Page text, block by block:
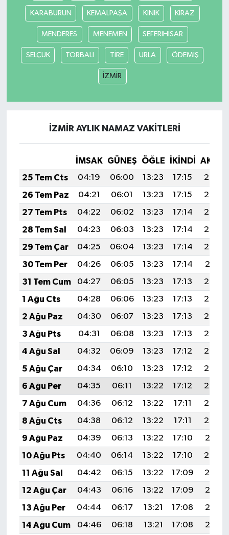
KARABURUN KEMALPAŞA KINIK KİRAZ
MENDERES MENEMEN SEFERIHİSAR
SELÇUK TORBALI TİRE URLA ÖDEMİŞ
İZMİR
İZMİR AYLIK NAMAZ VAKITLERI
İMSAK GÜNEŞ ÖĞLE İKINDI
25 Tem Cts
04:19 06:00 13:23 17:15
20:36
26 Tem Paz
04:21 06:01 13:23 17:15
20:35
27 Tem Pts
04:22 06:02 13:23 17:14
20:34
28 Tem Sal
04:23 06:03 13:23 17:14
20:33
29 Tem Çar
04:25 06:04 13:23 17:14
20:32
30 Tem Per
04:26 06:05 13:23 17:14
20:31
31 Tem Cum
04:27 06:05 13:23 17:13
20:30
1 Ağu Cts
04:28 06:06 13:23 17:13
20:29
2 Ağu Paz
04:30 06:07 13:23 17:13
20:28
3 Ağu Pts
04:31 06:08 13:23 17:13
20:27
4 Ağu Sal
04:32 06:09 13:23 17:12
20:26
5 Ağu Çar
04:34 06:10 13:23 17:12
20:25
6 Ağu Per
04:35 06:11 13:22 17:12
20:24
7 Ağu Cum
04:36 06:12 13:22 17:11
20:23
8 Ağu Cts
04:38 06:12 13:22 17:11
20:22
9 Ağu Paz
04:39 06:13 13:22 17:10
20:21
10 Ağu Pts
04:40 06:14 13:22 17:10
20:20
11 Ağu Sal
04:42 06:15 13:22 17:09
20:19
12 Ağu Çar
04:43 06:16 13:22 17:09
20:17
13 Ağu Per
04:44 06:17 13:21 17:08
20:16
14 Ağu Cum
04:46 06:18 13:21 17:08
20:15
Yemek
KİM KİMDİR
KİTAP
OTOMOBİL
MİZAH
TARİH
Genel
Politika
YEREL
BÖLGEDEN
BİLİM TEKNOLOJİ
ASAYİŞ
SEÇİM 2015
ÇEVRE
BİLİM VE TEKNOLOJİ